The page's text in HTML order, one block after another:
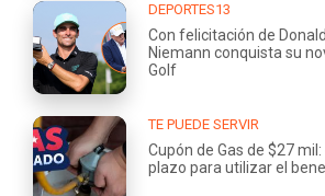
DEPORTES13
Con felicitación de
Niemann conquista su
Golf
TE PUEDE SERVIR
Cupón de Gas de $27
plazo para utilizar el